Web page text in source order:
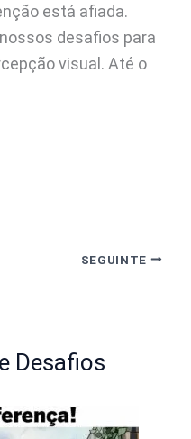
está afiada.
desafios para
visual. Até o
SEGUINTE
Desafios